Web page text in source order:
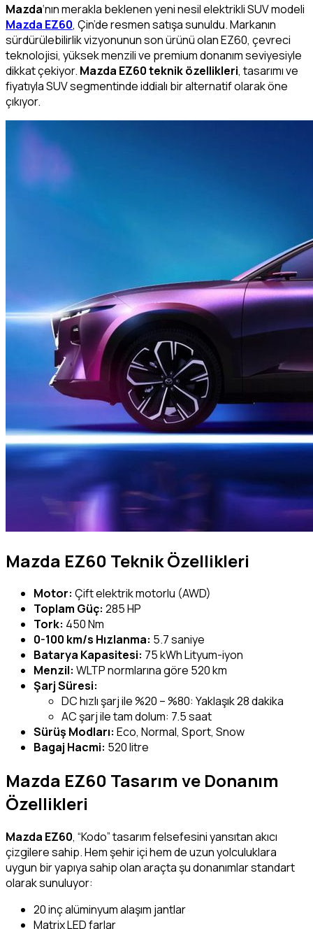
Mazda‘nın merakla beklenen yeni nesil elektrikli SUV modeli
Mazda EZ60, Çin’de resmen satışa sunuldu. Markanın
sürdürülebilirlik vizyonunun son ürünü olan EZ60, çevreci
teknolojisi, yüksek menzili ve premium donanım seviyesiyle
dikkat çekiyor. Mazda EZ60 teknik özellikleri, tasarımı ve
fiyatıyla SUV segmentinde iddialı bir alternatif olarak öne
çıkıyor.
Mazda EZ60 Teknik Özellikleri
Motor: Çift elektrik motorlu (AWD)
Toplam Güç: 285 HP
Tork: 450 Nm
0-100 km/s Hızlanma: 5.7 saniye
Batarya Kapasitesi: 75 kWh Lityum-iyon
Menzil: WLTP normlarına göre 520 km
Şarj Süresi:
DC hızlı şarj ile %20 – %80: Yaklaşık 28 dakika
AC şarj ile tam dolum: 7.5 saat
Sürüş Modları: Eco, Normal, Sport, Snow
Bagaj Hacmi: 520 litre
Mazda EZ60 Tasarım ve Donanım
Özellikleri
Mazda EZ60, “Kodo” tasarım felsefesini yansıtan akıcı
çizgilere sahip. Hem şehir içi hem de uzun yolculuklara
uygun bir yapıya sahip olan araçta şu donanımlar standart
olarak sunuluyor:
20 inç alüminyum alaşım jantlar
Matrix LED farlar